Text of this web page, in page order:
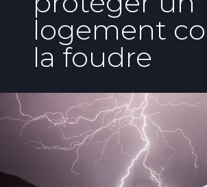
logement
la foudre